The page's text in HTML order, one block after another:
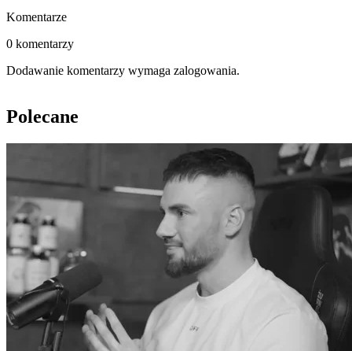
Komentarze
0 komentarzy
Dodawanie komentarzy wymaga zalogowania.
Polecane